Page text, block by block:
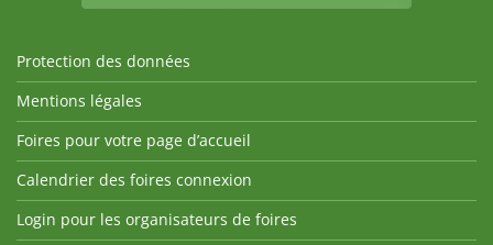
Protection des données
Mentions légales
Foires pour votre page d’accueil
Calendrier des foires connexion
Login pour les organisateurs de foires